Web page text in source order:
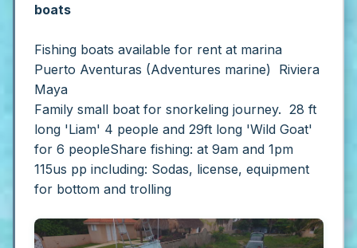
boats
Fishing boats available for rent at marina
Puerto Aventuras (Adventures marine) Riviera
Maya
Family small boat for snorkeling journey. 28 ft
long 'Liam' 4 people and 29ft long 'Wild Goat'
for 6 peopleShare fishing: at 9am and 1pm
115us pp including: Sodas, license, equipment
for bottom and trolling